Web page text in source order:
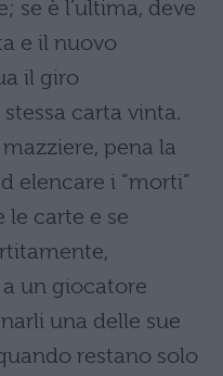
se è l’ultima, deve
e il nuovo
il giro
carta vinta.
pena la
elencare i “morti”
le carte e se
un giocatore
una delle sue
restano solo